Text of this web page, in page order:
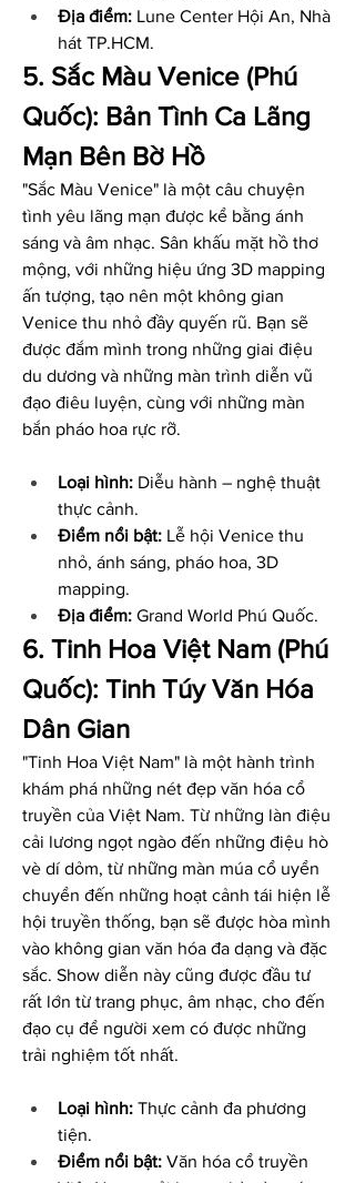
Địa điểm: Lune Center Hội An, Nhà
hát TP.HCM.
5. Sắc Màu Venice (Phú
Quốc): Bản Tình Ca Lãng
Mạn Bên Bờ Hồ
"Sắc Màu Venice" là một câu chuyện
tình yêu lãng mạn được kể bằng ánh
sáng và âm nhạc. Sân khấu mặt hồ thơ
mộng, với những hiệu ứng 3D mapping
ấn tượng, tạo nên một không gian
Venice thu nhỏ đầy quyến rũ. Bạn sẽ
được đắm mình trong những giai điệu
du dương và những màn trình diễn vũ
đạo điêu luyện, cùng với những màn
bắn pháo hoa rực rỡ.
Loại hình: Diễu hành – nghệ thuật
thực cảnh.
Điểm nổi bật: Lễ hội Venice thu
nhỏ, ánh sáng, pháo hoa, 3D
mapping.
Địa điểm: Grand World Phú Quốc.
6. Tinh Hoa Việt Nam (Phú
Quốc): Tinh Túy Văn Hóa
Dân Gian
"Tinh Hoa Việt Nam" là một hành trình
khám phá những nét đẹp văn hóa cổ
truyền của Việt Nam. Từ những làn điệu
cải lương ngọt ngào đến những điệu hò
vè dí dỏm, từ những màn múa cổ uyển
chuyển đến những hoạt cảnh tái hiện lễ
hội truyền thống, bạn sẽ được hòa mình
vào không gian văn hóa đa dạng và đặc
sắc. Show diễn này cũng được đầu tư
rất lớn từ trang phục, âm nhạc, cho đến
đạo cụ để người xem có được những
trải nghiệm tốt nhất.
Loại hình: Thực cảnh đa phương
tiện.
Điểm nổi bật: Văn hóa cổ truyền